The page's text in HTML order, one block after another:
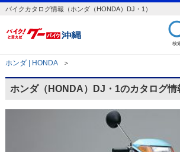
バイクカタログ情報（ホンダ（HONDA）DJ・1）
検
ホンダ | HONDA ＞
ホンダ（HONDA）DJ・1のカタログ情